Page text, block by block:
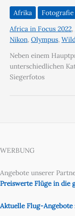
Afrika
Africa in Focus 2022,
Nikon, Olympus,
Neben einem
unterschiedlichen
Siegerfotos
WERBUNG
Angebote unserer
Preiswerte Flüge in die
Aktuelle Flug-Angebote